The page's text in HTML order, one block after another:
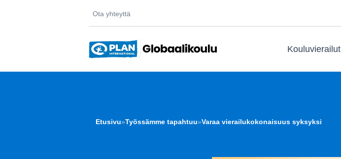
Ota yhteyttä
Kouluvierailut
Etusivu»Työssämme tapahtuu»Varaa vierailukokonaisuus syksyksi